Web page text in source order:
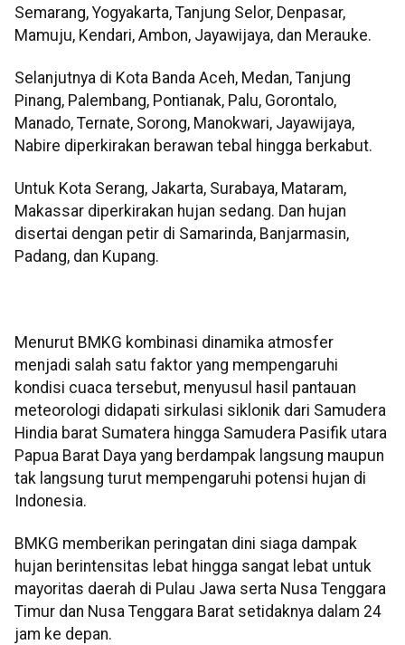
Semarang, Yogyakarta, Tanjung Selor, Denpasar,
Mamuju, Kendari, Ambon, Jayawijaya, dan Merauke.
Selanjutnya di Kota Banda Aceh, Medan, Tanjung
Pinang, Palembang, Pontianak, Palu, Gorontalo,
Manado, Ternate, Sorong, Manokwari, Jayawijaya,
Nabire diperkirakan berawan tebal hingga berkabut.
Untuk Kota Serang, Jakarta, Surabaya, Mataram,
Makassar diperkirakan hujan sedang. Dan hujan
disertai dengan petir di Samarinda, Banjarmasin,
Padang, dan Kupang.
Menurut BMKG kombinasi dinamika atmosfer
menjadi salah satu faktor yang mempengaruhi
kondisi cuaca tersebut, menyusul hasil pantauan
meteorologi didapati sirkulasi siklonik dari Samudera
Hindia barat Sumatera hingga Samudera Pasifik utara
Papua Barat Daya yang berdampak langsung maupun
tak langsung turut mempengaruhi potensi hujan di
Indonesia.
BMKG memberikan peringatan dini siaga dampak
hujan berintensitas lebat hingga sangat lebat untuk
mayoritas daerah di Pulau Jawa serta Nusa Tenggara
Timur dan Nusa Tenggara Barat setidaknya dalam 24
jam ke depan.